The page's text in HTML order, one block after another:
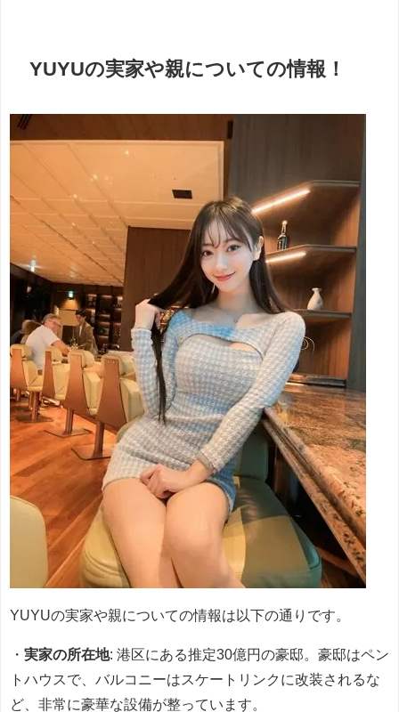
YUYUの実家や親についての情報！
YUYUの実家や親についての情報は以下の通りです。
・ 実家の所在地: 港区にある推定30億円の豪邸。豪邸はペン
トハウスで、バルコニーはスケートリンクに改装されるな
ど、非常に豪華な設備が整っています。